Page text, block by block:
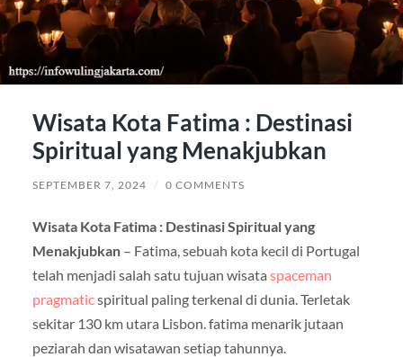
Wisata Kota Fatima : Destinasi
Spiritual yang Menakjubkan
SEPTEMBER 7, 2024 / 0 COMMENTS
Wisata Kota Fatima : Destinasi Spiritual yang
Menakjubkan – Fatima, sebuah kota kecil di Portugal
telah menjadi salah satu tujuan wisata spaceman
pragmaticspiritual paling terkenal di dunia. Terletak
sekitar 130 km utara Lisbon. fatima menarik jutaan
peziarah dan wisatawan setiap tahunnya.